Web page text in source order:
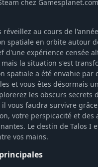
chez Gamesplanet.com
réveillez au cours de
spatiale en orbite autour
d'une expérience censée
la situation s'est
spatiale a été envahie par
et vous êtes désormais
les obscurs secrets
il vous faudra survivre
votre perspicacité et des
Le destin de Talos I
vos mains.